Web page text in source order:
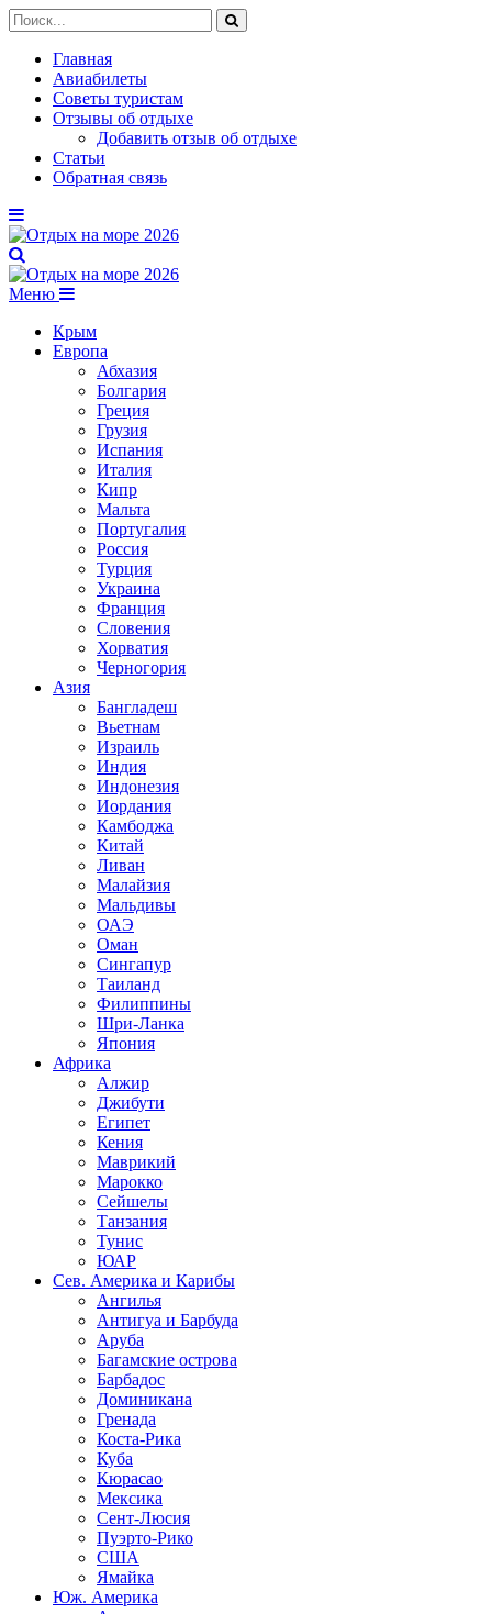
Главная
Авиабилеты
Советы туристам
Отзывы об отдыхе
Добавить отзыв об отдыхе
Статьи
Обратная связь
Меню
Крым
Европа
Абхазия
Болгария
Греция
Грузия
Испания
Италия
Кипр
Мальта
Португалия
Россия
Турция
Украина
Франция
Словения
Хорватия
Черногория
Азия
Бангладеш
Вьетнам
Израиль
Индия
Индонезия
Иордания
Камбоджа
Китай
Ливан
Малайзия
Мальдивы
ОАЭ
Оман
Сингапур
Таиланд
Филиппины
Шри-Ланка
Япония
Африка
Алжир
Джибути
Египет
Кения
Маврикий
Марокко
Сейшелы
Танзания
Тунис
ЮАР
Сев. Америка и Карибы
Ангилья
Антигуа и Барбуда
Аруба
Багамские острова
Барбадос
Доминикана
Гренада
Коста-Рика
Куба
Кюрасао
Мексика
Сент-Люсия
Пуэрто-Рико
США
Ямайка
Юж. Америка